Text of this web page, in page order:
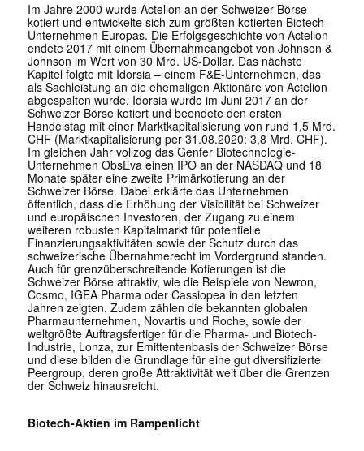
Im Jahre 2000 wurde Actelion an der Schweizer Börse
kotiert und entwickelte sich zum größten kotierten Biotech-
Unternehmen Europas. Die Erfolgsgeschichte von Actelion
endete 2017 mit einem Übernahmeangebot von Johnson &
Johnson im Wert von 30 Mrd. US-Dollar. Das nächste
Kapitel folgte mit Idorsia – einem F&E-Unternehmen, das
als Sachleistung an die ehemaligen Aktionäre von Actelion
abgespalten wurde. Idorsia wurde im Juni 2017 an der
Schweizer Börse kotiert und beendete den ersten
Handelstag mit einer Marktkapitalisierung von rund 1,5 Mrd.
CHF (Marktkapitalisierung per 31.08.2020: 3,8 Mrd. CHF).
Im gleichen Jahr vollzog das Genfer Biotechnologie-
Unternehmen ObsEva einen IPO an der NASDAQ und 18
Monate später eine zweite Primärkotierung an der
Schweizer Börse. Dabei erklärte das Unternehmen
öffentlich, dass die Erhöhung der Visibilität bei Schweizer
und europäischen Investoren, der Zugang zu einem
weiteren robusten Kapitalmarkt für potentielle
Finanzierungsaktivitäten sowie der Schutz durch das
schweizerische Übernahmerecht im Vordergrund standen.
Auch für grenzüberschreitende Kotierungen ist die
Schweizer Börse attraktiv, wie die Beispiele von Newron,
Cosmo, IGEA Pharma oder Cassiopea in den letzten
Jahren zeigten. Zudem zählen die bekannten globalen
Pharmaunternehmen, Novartis und Roche, sowie der
weltgrößte Auftragsfertiger für die Pharma- und Biotech-
Industrie, Lonza, zur Emittentenbasis der Schweizer Börse
und diese bilden die Grundlage für eine gut diversifizierte
Peergroup, deren große Attraktivität weit über die Grenzen
der Schweiz hinausreicht.
Biotech-Aktien im Rampenlicht